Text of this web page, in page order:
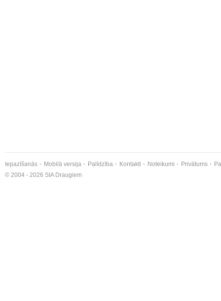
Iepazīšanās Mobilā versija Palīdzība Kontakti Noteikumi Privātums
© 2004 - 2026 SIA Draugiem